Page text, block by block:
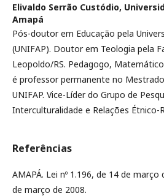
Elivaldo Serrão Custódio,
Amapá
Pós-doutor em Educação pela
(UNIFAP). Doutor em Teologia pela
Leopoldo/RS. Pedagogo,
é professor permanente no
UNIFAP. Vice-Líder do Grupo de
Interculturalidade e Relações Étnico-
Referências
AMAPÁ. Lei nº 1.196, de 14 de março
de março de 2008.